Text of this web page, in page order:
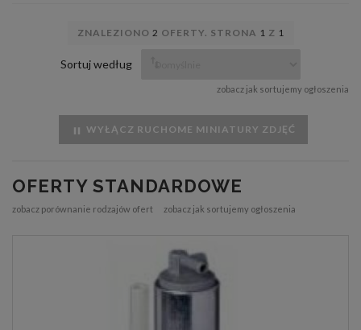
ZNALEZIONO 2 OFERTY. STRONA 1 Z 1
Sortuj według
zobacz jak sortujemy ogłoszenia
WYŁĄCZ RUCHOME MINIATURY ZDJĘĆ
OFERTY STANDARDOWE
zobacz porównanie rodzajów ofert zobacz jak sortujemy ogłoszenia